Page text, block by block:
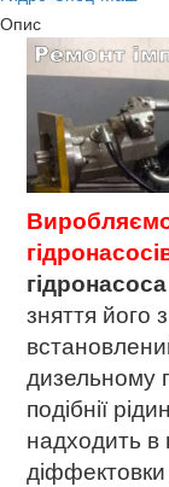
Опис
гідронасоса
зняття його
дизельному
подібнії
надходить в
діффектовки